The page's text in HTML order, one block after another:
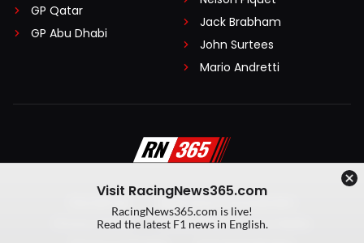
GP Qatar
GP Abu Dhabi
Jack Brabham
John Surtees
Mario Andretti
Algemene voorwaarden
Privacy Policy
Created by On Your Marks
Visit RacingNews365.com
RacingNews365.com is live!
Read the latest F1 news in English.